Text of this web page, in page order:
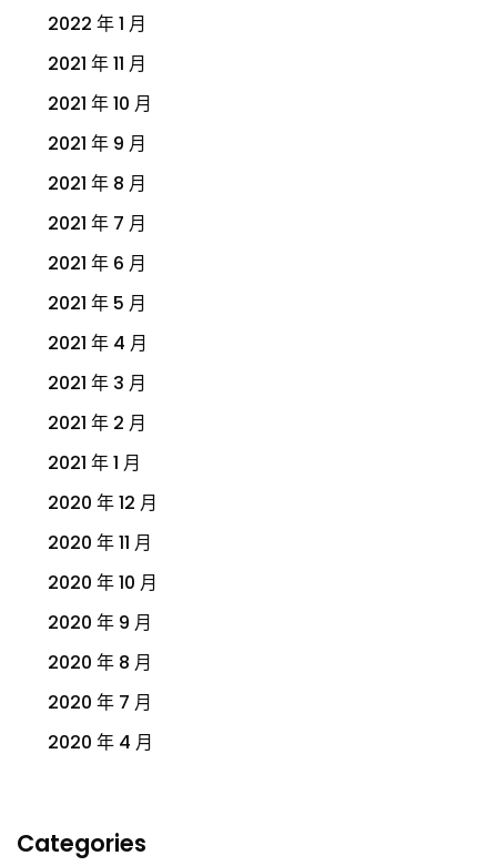
2022 年 1 月
2021 年 11 月
2021 年 10 月
2021 年 9 月
2021 年 8 月
2021 年 7 月
2021 年 6 月
2021 年 5 月
2021 年 4 月
2021 年 3 月
2021 年 2 月
2021 年 1 月
2020 年 12 月
2020 年 11 月
2020 年 10 月
2020 年 9 月
2020 年 8 月
2020 年 7 月
2020 年 4 月
Categories